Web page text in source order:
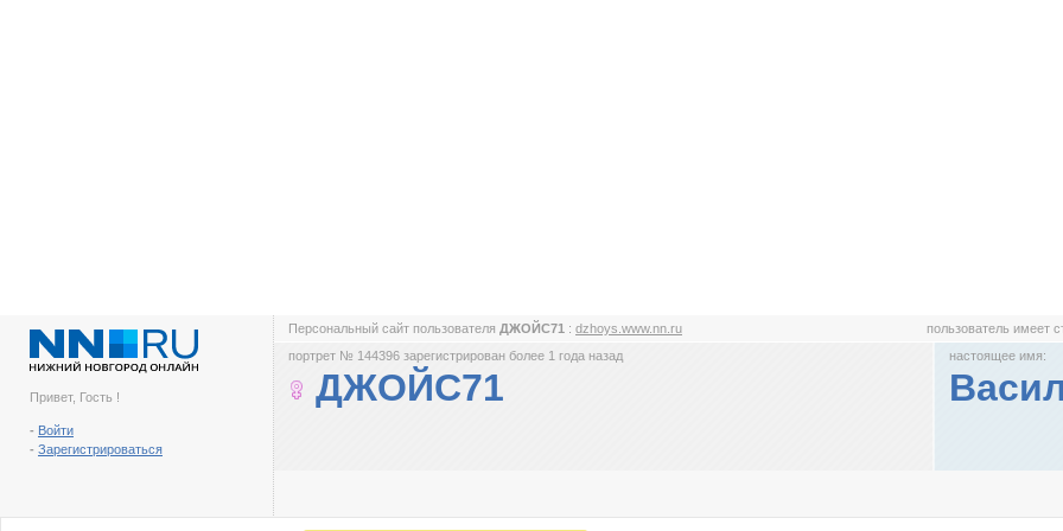
Привет, Гость !
- Войти
- Зарегистрироваться
Персональный сайт пользователя ДЖОЙС71 : dzhoys.www.nn.ru пользователь имеет
портрет № 144396 зарегистрирован более 1 года назад
ДЖОЙС71
настоящее имя: